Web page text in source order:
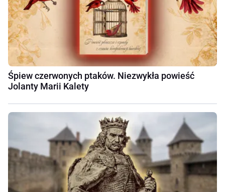
Śpiew czerwonych ptaków. Niezwykła powieść
Jolanty Marii Kalety